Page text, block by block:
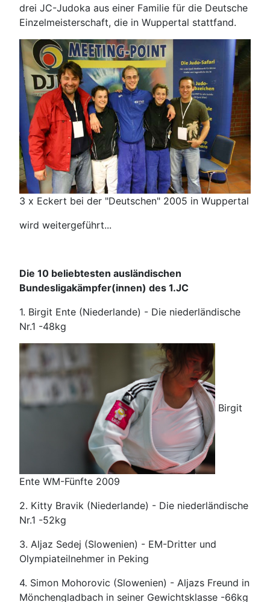
drei JC-Judoka aus einer Familie für die Deutsche
Einzelmeisterschaft, die in Wuppertal stattfand.
3 x Eckert bei der "Deutschen" 2005 in Wuppertal
wird weitergeführt...
Die 10 beliebtesten ausländischen
Bundesligakämpfer(innen) des 1.JC
1. Birgit Ente (Niederlande) - Die niederländische
Nr.1 -48kg
Birgit
Ente WM-Fünfte 2009
2. Kitty Bravik (Niederlande) - Die niederländische
Nr.1 -52kg
3. Aljaz Sedej (Slowenien) - EM-Dritter und
Olympiateilnehmer in Peking
4. Simon Mohorovic (Slowenien) - Aljazs Freund in
Mönchengladbach in seiner Gewichtsklasse -66kg